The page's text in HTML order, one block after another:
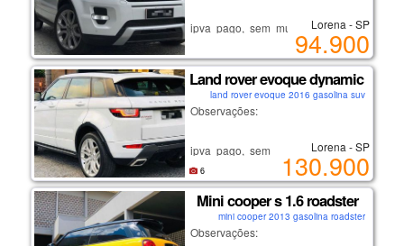
ipva pago, sem multas ou débitos.
não é carro de leilão ou sinistro!
recém revisado.
carro de não fumante.
se interessou?
ligue: (12) 9/9633/8098
lorena-sp
Lorena - SP
94.900
Land rover evoque dynamic hse
land rover evoque 2016 gasolina suv
Observações:
ipva pago, sem multas ou débitos.
não é carro de leilão ou sinistro!
recém revisado.
carro de não fumante.
se interessou?
ligue: (12) 9/9633/8098
Lorena - SP
130.900
6
Mini cooper s 1.6 roadster
mini cooper 2013 gasolina roadster
Observações: